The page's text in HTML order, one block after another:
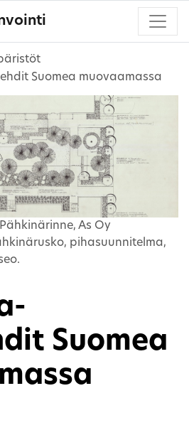
Suomea muovaamassa
As Oy
pihasuunnitelma,
Suomea